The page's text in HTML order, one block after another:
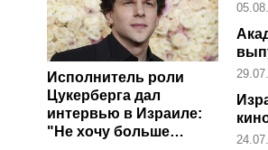
Исполнитель роли
Цукерберга дал
интервью в Израиле:
"Не хочу больше